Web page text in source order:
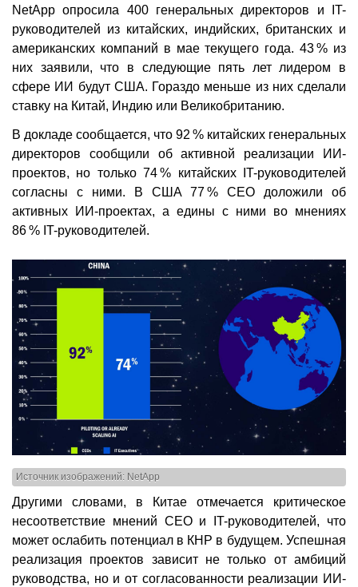
NetApp опросила 400 генеральных директоров и IT-
руководителей из китайских, индийских, британских и
американских компаний в мае текущего года. 43 % из
них заявили, что в следующие пять лет лидером в
сфере ИИ будут США. Гораздо меньше из них сделали
ставку на Китай, Индию или Великобританию.
В докладе сообщается, что 92 % китайских генеральных
директоров сообщили об активной реализации ИИ-
проектов, но только 74 % китайских IT-руководителей
согласны с ними. В США 77 % CEO доложили об
активных ИИ-проектах, а едины с ними во мнениях
86 % IT-руководителей.
Источник изображений: NetApp
Другими словами, в Китае отмечается критическое
несоответствие мнений CEO и IT-руководителей, что
может ослабить потенциал в КНР в будущем. Успешная
реализация проектов зависит не только от амбиций
руководства, но и от согласованности реализации ИИ-